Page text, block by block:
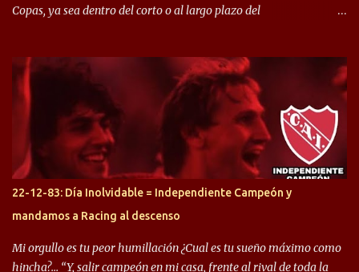
Copas, ya sea dentro del corto o al largo plazo del
Halcón de Varela, como lo es Brian Romero, quien paso a
préstamo allí durante el último mercado de pases y ha rendido de
gran manera, convirtiendo goles importantes, sobre todo en la
copa sudamericana. Pero no sucedió lo mismo en cuanto al
rendimiento que ha producido en el Rojo. Pasando a jugadores que
jugaron en Defensa y ahora están en el rojo, tenemos a la dupla
Gastón Togni y Domingo Blanco, donde ambos explotaron
futbolísticamente hablando en el equipo de Varela, donde, por
ejemplo, el caso de Mingo llego a ser tenido en cuenta para el
Seleccionado Argentino, rendimiento que aún no ha logrado
mostrar en Independiente. En e...
22-12-83: Día Inolvidable = Independiente Campeón y
mandamos a Racing al descenso
Mi orgullo es tu peor humillación ¿Cual es tu sueño máximo como
hincha?… “Y, salir campeón en mi casa, frente al rival de toda la